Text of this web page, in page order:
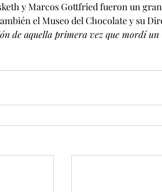
y Marcos Gottfried fueron un
el Museo del Chocolate y su
de aquella primera vez que mordí